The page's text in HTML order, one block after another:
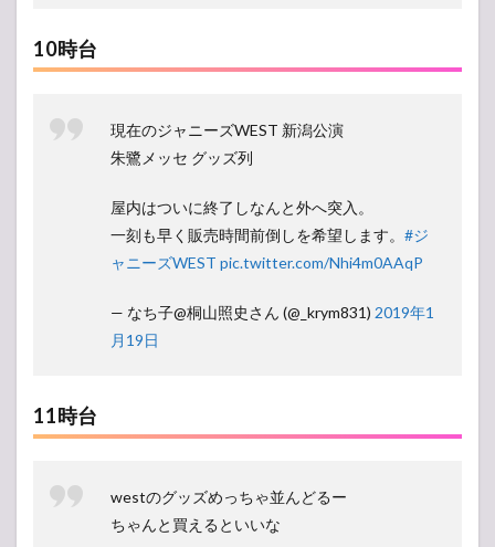
10時台
現在のジャニーズWEST 新潟公演
朱鷺メッセ グッズ列
屋内はついに終了しなんと外へ突入。
一刻も早く販売時間前倒しを希望します。 #ジ
ャニーズWEST pic.twitter.com/Nhi4m0AAqP
— なち子@桐山照史さん (@_krym831) 2019年1
月19日
11時台
westのグッズめっちゃ並んどるー
ちゃんと買えるといいな